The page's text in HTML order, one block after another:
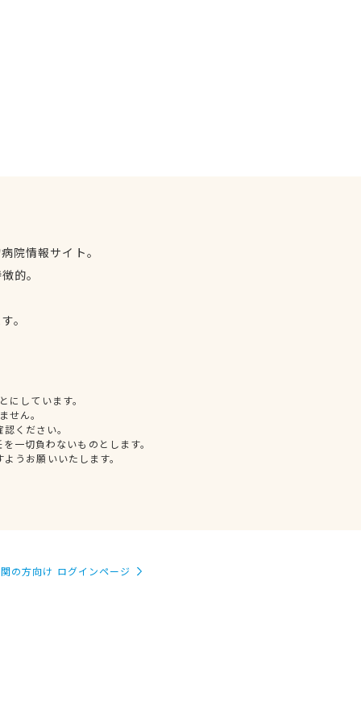
院情報サイト。
的。
。
しています。
せん。
ください。
一切負わないものとします。
うお願いいたします。
の方向け ログインページ